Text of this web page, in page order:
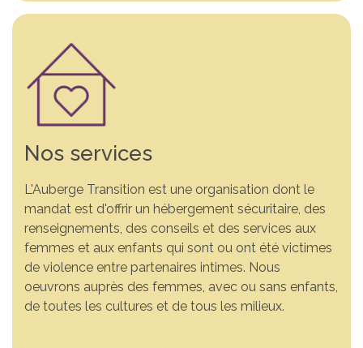
Nos services
L'Auberge Transition est une organisation dont le
mandat est d'offrir un hébergement sécuritaire, des
renseignements, des conseils et des services aux
femmes et aux enfants qui sont ou ont été victimes
de violence entre partenaires intimes. Nous
oeuvrons auprès des femmes, avec ou sans enfants,
de toutes les cultures et de tous les milieux.
Vous n’êtes pas seule. Un
endroit sécuritaire pour
vous. Si vous vivez de la
Comprendre la violence.
S’informer pour mieux
agir. Découvrez des
Ensemble, changeons
des vies. Votre soutien fait
la différence. Grâce à